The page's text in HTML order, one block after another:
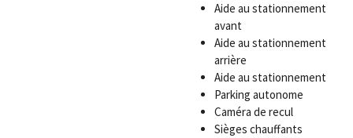
Aide au stationnement
avant
Aide au stationnement
arrière
Aide au stationnement
Parking autonome
Caméra de recul
Sièges chauffants